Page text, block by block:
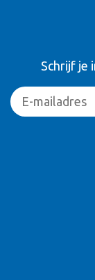
Schrijf je